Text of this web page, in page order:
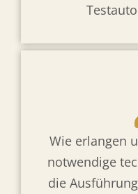
Wie erlangen
notwendige
die